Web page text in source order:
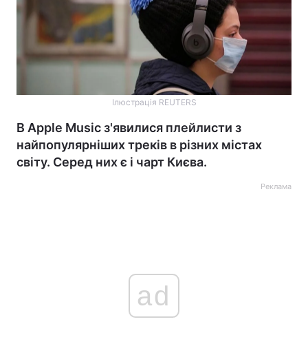
Ілюстрація REUTERS
В Apple Music з'явилися плейлисти з
найпопулярніших треків в різних містах
світу. Серед них є і чарт Києва.
Реклама
ad